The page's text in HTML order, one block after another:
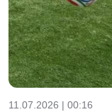
11.07.2026 | 00:16